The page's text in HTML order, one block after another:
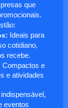
que
: Ideais para
cotidiano,
recebe.
Compactos e
e atividades
eventos